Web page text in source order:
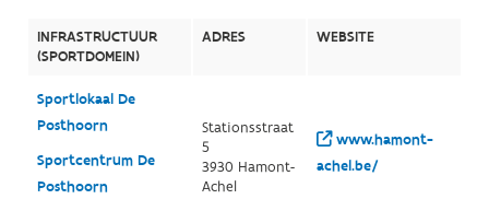
INFRASTRUCTUUR
(SPORTDOMEIN)
ADRES WEBSITE
Sportlokaal De
Posthoorn
Sportcentrum De
Posthoorn
Stationsstraat
5
3930 Hamont-
Achel
www.hamont-
achel.be/